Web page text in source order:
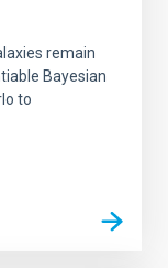
remain
Bayesian
to